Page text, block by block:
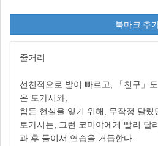
북마크 추
줄거리
선천적으로 발이 빠르고, 「친구」
온 토가시와,
힘든 현실을 잊기 위해, 무작정 달렸
토가시는, 그런 코미야에게 빨리 달
과 후 둘이서 연습을 거듭한다.